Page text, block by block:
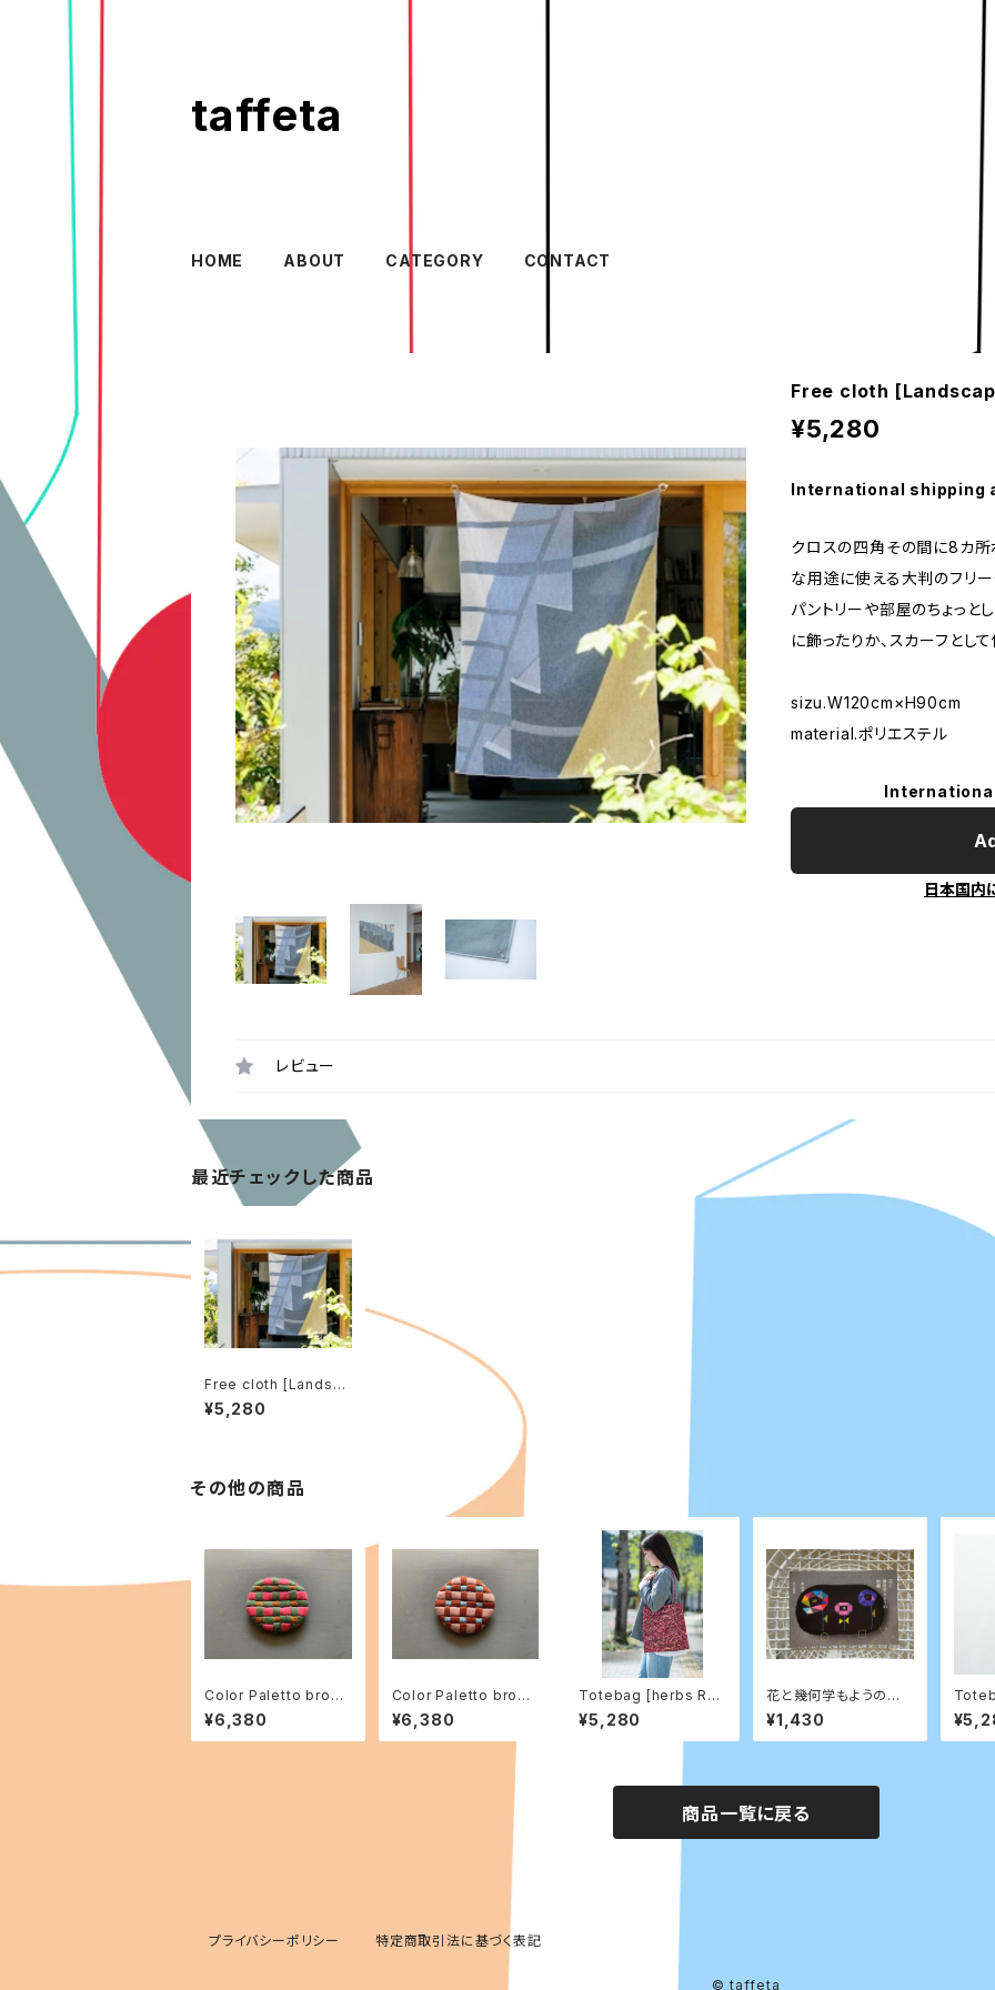
taffeta
HOME ABOUT CATEGORY CONTACT
Free cloth
¥5,280
International shipping
クロスの四角その間に8カ所
な用途に使える大判のフリー
パントリーや部屋のちょっと
に飾ったりか、スカーフとし
sizu.W120cm×H90cm
material.ポリエステル
日本国内
レビュー
最近チェックした商品
Free cloth [Landsca
pe slope]
¥5,280
その他の商品
Color Paletto brooc
h 「garden」02
¥6,380
Color Paletto brooc
h 「garden」07
¥6,380
Totebag [herbs Ros
e]
¥5,280
花と幾何学もようの刺
繍 本
¥1,430
商品一覧に戻る
プライバシーポリシー 特定商取引法に基づく表記
© taffeta